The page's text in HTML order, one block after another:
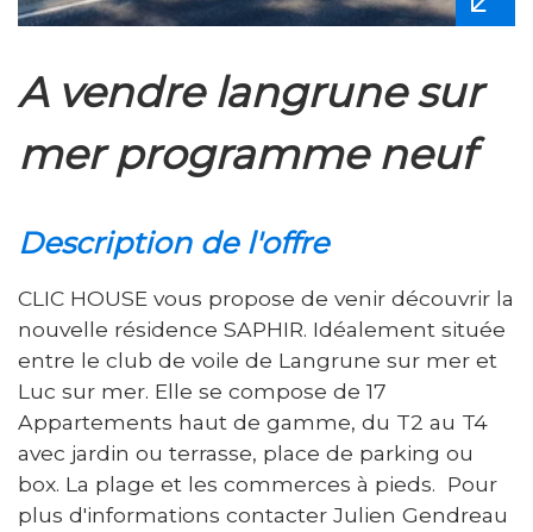
a vendre langrune sur
mer programme neuf
description de l'offre
CLIC HOUSE vous propose de venir découvrir la
nouvelle résidence SAPHIR. Idéalement située
entre le club de voile de Langrune sur mer et
Luc sur mer. Elle se compose de 17
Appartements haut de gamme, du T2 au T4
avec jardin ou terrasse, place de parking ou
box. La plage et les commerces à pieds. Pour
plus d'informations contacter Julien Gendreau